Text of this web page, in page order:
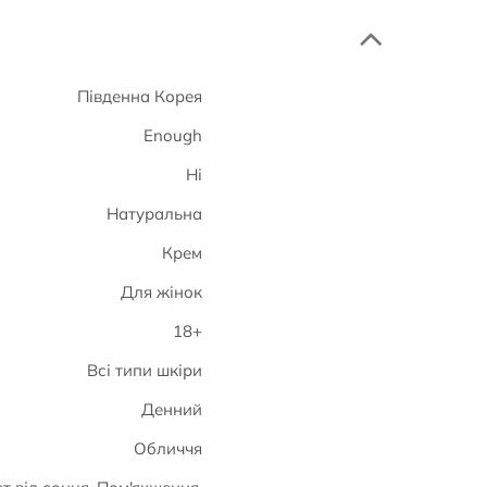
Південна Корея
Enough
Ні
Натуральна
Крем
Для жінок
18+
Всі типи шкіри
Денний
Обличчя